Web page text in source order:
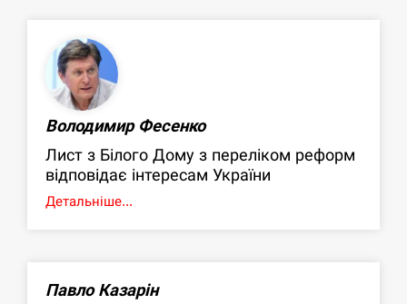
Володимир Фесенко
Лист з Білого Дому з переліком реформ
відповідає інтересам України
Детальніше...
Павло Казарін